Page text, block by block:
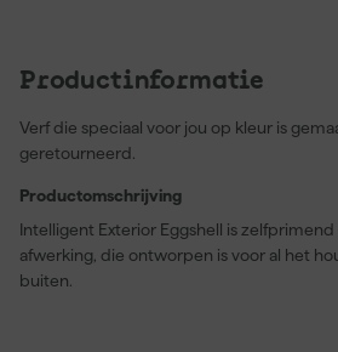
Productinformatie
Verf die speciaal voor jou op kleur is
geretourneerd.
Productomschrijving
Intelligent Exterior Eggshell is
afwerking, die ontworpen is voor al het
buiten.